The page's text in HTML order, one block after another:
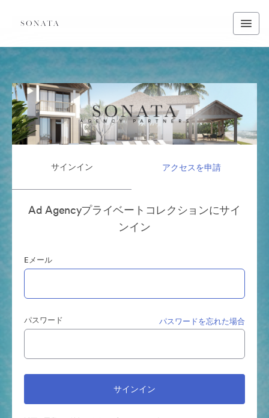
サインイン アクセスを申請
Ad Agencyプライベートコレクションにサイ
ンイン
Eメール
パスワード パスワードを忘れた場合